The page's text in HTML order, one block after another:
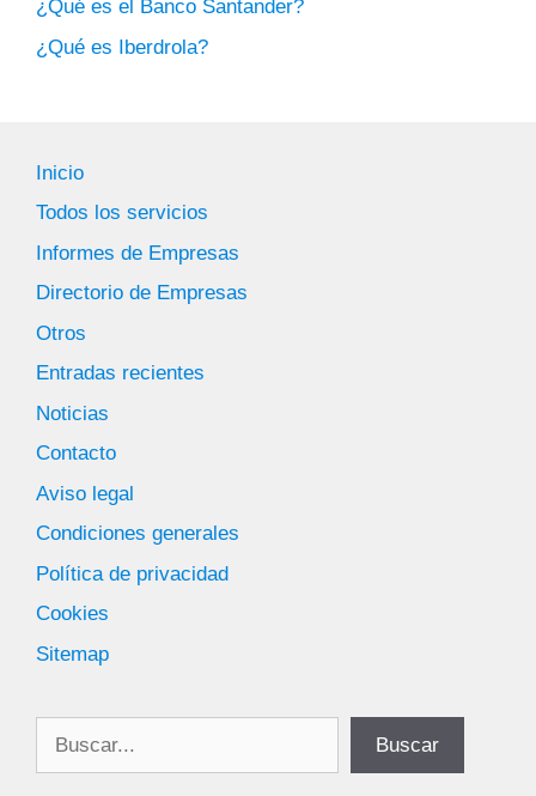
¿Qué es el Banco Santander?
¿Qué es Iberdrola?
Inicio
Todos los servicios
Informes de Empresas
Directorio de Empresas
Otros
Entradas recientes
Noticias
Contacto
Aviso legal
Condiciones generales
Política de privacidad
Cookies
Sitemap
Buscar